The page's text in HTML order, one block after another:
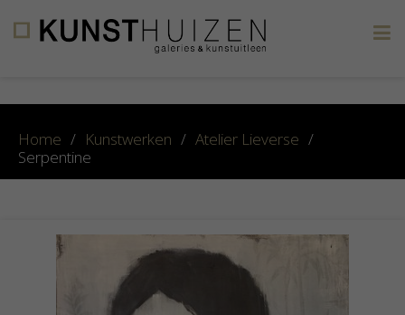
Home / Kunstwerken / Atelier Lieverse /
Serpentine